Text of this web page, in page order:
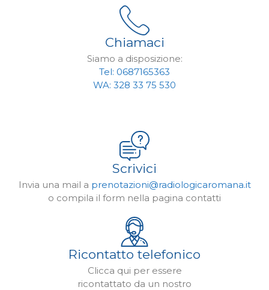
Chiamaci
Siamo a disposizione:
Tel: 0687165363
WA: 328 33 75 530
Scrivici
Invia una mail a prenotazioni@radiologicaromana.it
o compila il form nella pagina contatti
Ricontatto telefonico
Clicca qui per essere
ricontattato da un nostro